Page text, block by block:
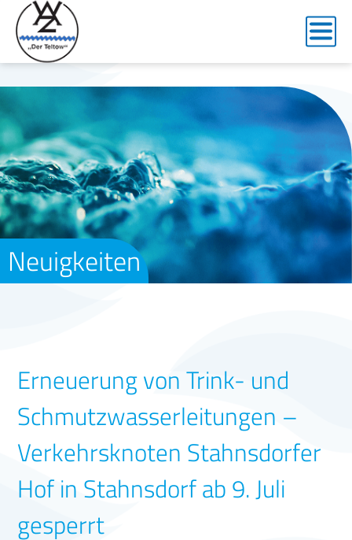
Neuigkeiten
Erneuerung von Trink- und
Schmutzwasserleitungen –
Verkehrsknoten Stahnsdorfer
Hof in Stahnsdorf ab 9. Juli
gesperrt